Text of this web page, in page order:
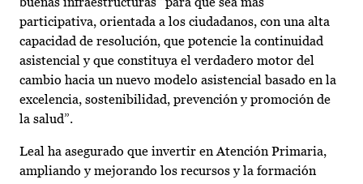
participativa, orientada a los ciudadanos, con una alta
capacidad de resolución, que potencie la continuidad
asistencial y que constituya el verdadero motor del
cambio hacia un nuevo modelo asistencial basado en la
excelencia, sostenibilidad, prevención y promoción de
la salud”.
Leal ha asegurado que invertir en Atención Primaria,
ampliando y mejorando los recursos y la formación